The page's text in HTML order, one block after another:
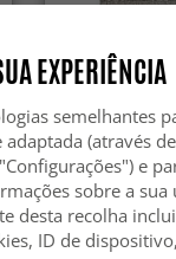
-60%
Shaggy -
EXPERIÊNCIA
semelhantes
(através
e
sobre a
desta recolha
ID de